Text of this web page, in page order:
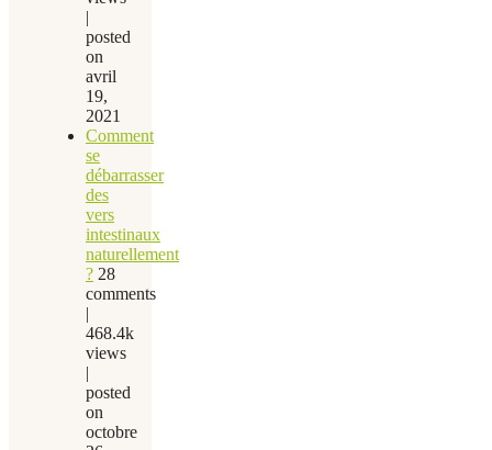
|
posted
on
avril
19,
2021
Comment
se
débarrasser
des
vers
intestinaux
naturellement
? 28
comments
|
468.4k
views
|
posted
on
octobre